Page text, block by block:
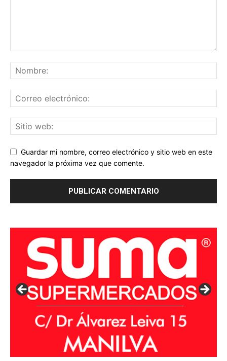
Guardar mi nombre, correo electrónico y sitio web en este
navegador la próxima vez que comente.